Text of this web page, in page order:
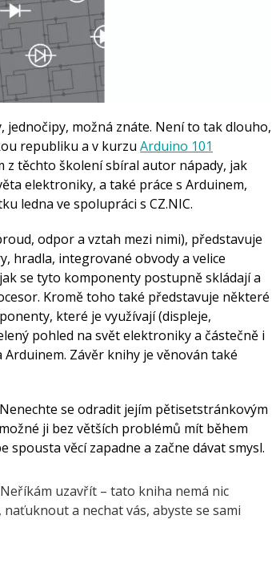
možná znáte. Není to tak dlouho,
republiku a v kurzu Arduino 101
z těchto školení sbíral autor nápady, jak
elektroniky, a také práce s Arduinem,
ledna ve spolupráci s CZ.NIC.
odpor a vztah mezi nimi), představuje
hradla, integrované obvody a velice
se tyto komponenty postupně skládají a
Kromě toho také představuje některé
které je využívají (displeje,
pohled na svět elektroniky a částečně i
Závěr knihy je věnován také
se odradit jejím pětisetstránkovým
ji bez větších problémů mít během
věcí zapadne a začne dávat smysl.
uzavřít – tato kniha nemá nic
a nechat vás, abyste se sami